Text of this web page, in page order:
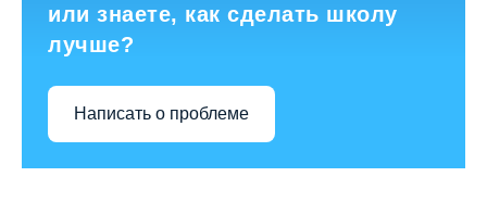
или знаете, как сделать школу
лучше?
Написать о проблеме